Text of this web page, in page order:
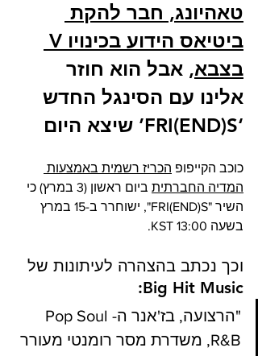
טאהיונג, חבר להקת
בצבא, אבל הוא חוזר
אלינו עם הסינגל החדש
‘FRI(END)S’ שיצא היום
כוכב הקייפופ הכריז רשמית באמצעות
המדיה החברתית
ביום ראשון (3 במרץ) כי
השיר "FRI(END)S", ישוחרר ב-15 במרץ
בשעה 13:00 KST.
וכך נכתב בהצהרה לעיתונות של
Big Hit Music:
"הרצועה, בז'אנר ה-Pop Soul
R&B, משדרת מסר רומנטי מעורר